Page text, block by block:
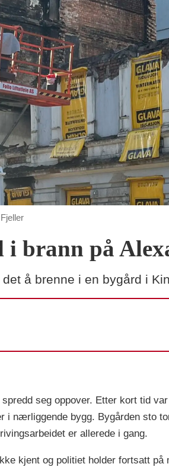
brann på
å brenne i en bygård i
seg oppover. Etter kort tid
i nærliggende bygg. Bygården sto
er allerede i gang.
kjent og politiet holder fortsatt på